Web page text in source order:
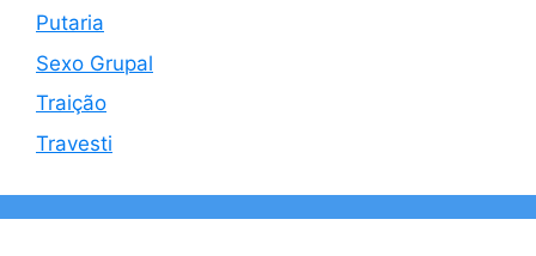
Putaria
Sexo Grupal
Traição
Travesti